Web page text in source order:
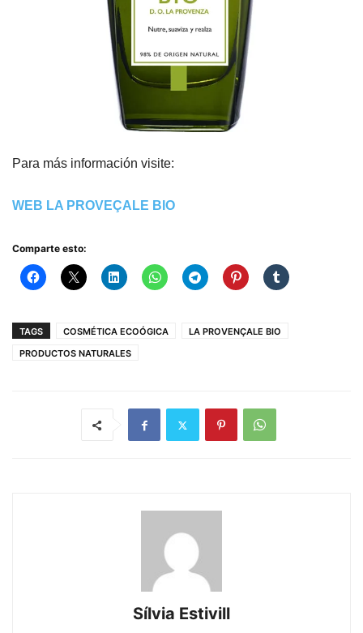
Para más información visite:
WEB LA PROVEÇALE BIO
Comparte esto:
TAGS COSMÉTICA ECOÓGICA
LA PROVENÇALE BIO
PRODUCTOS NATURALES
Sílvia Estivill